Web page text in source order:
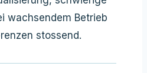
wachsendem Betrieb
stossend.